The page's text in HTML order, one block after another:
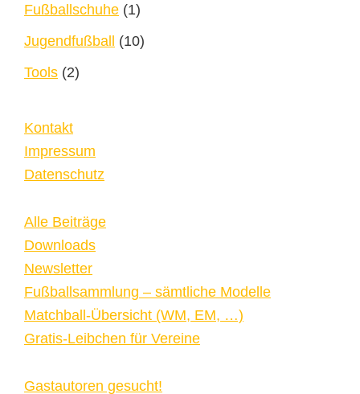
Fußballschuhe (1)
Jugendfußball (10)
Tools (2)
Kontakt
Impressum
Datenschutz
Alle Beiträge
Downloads
Newsletter
Fußballsammlung – sämtliche Modelle
Matchball-Übersicht (WM, EM, …)
Gratis-Leibchen für Vereine
Gastautoren gesucht!